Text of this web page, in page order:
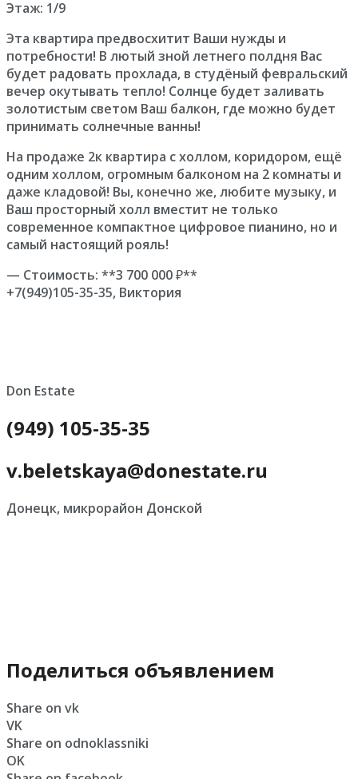
Этаж: 1/9
Эта квартира предвосхитит Ваши нужды и
потребности! В лютый зной летнего полдня Вас
будет радовать прохлада, в студёный февральский
вечер окутывать тепло! Солнце будет заливать
золотистым светом Ваш балкон, где можно будет
принимать солнечные ванны!
На продаже 2к квартира с холлом, коридором, ещё
одним холлом, огромным балконом на 2 комнаты и
даже кладовой! Вы, конечно же, любите музыку, и
Ваш просторный холл вместит не только
современное компактное цифровое пианино, но и
самый настоящий рояль!
— Стоимость: **3 700 000 ₽**
+7(949)105-35-35, Виктория
Don Estate
(949) 105-35-35
v.beletskaya@donestate.ru
Донецк, микрорайон Донской
Поделиться объявлением
Share on vk
VK
Share on odnoklassniki
OK